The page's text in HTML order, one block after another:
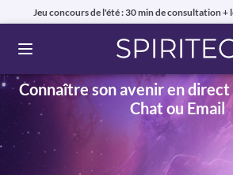
Jeu concours de l'été : 30 min de consultation +
Ouvrir le menu
Connaître son avenir en direct
Chat ou Email